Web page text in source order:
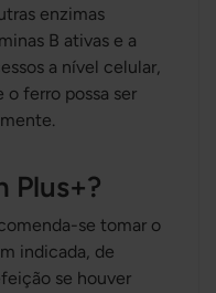
enzimas
B ativas e a
a nível celular,
ferro possa ser
Plus+?
se tomar o
indicada, de
se houver